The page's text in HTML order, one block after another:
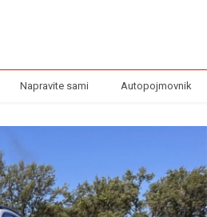
Napravite sami Autopojmovnik